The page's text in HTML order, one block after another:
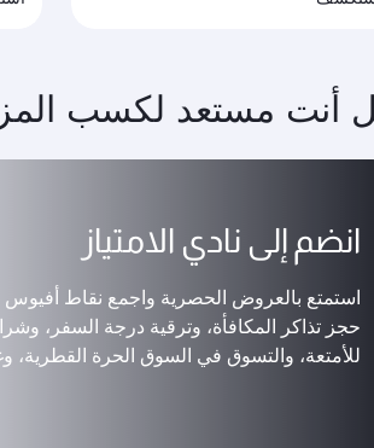
أنت مستعد لكسب
انضم إلى نادي الامتياز
استمتع بالعروض الحصرية واجمع نقاط أفيوس
حجز تذاكر المكافأة، وترقية درجة السفر،
للأمتعة، والتسوق في السوق الحرة القطرية،